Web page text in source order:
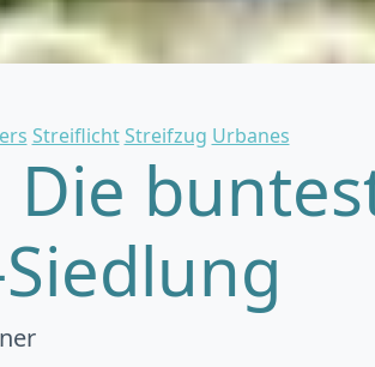
Streiflicht Streifzug Urbanes